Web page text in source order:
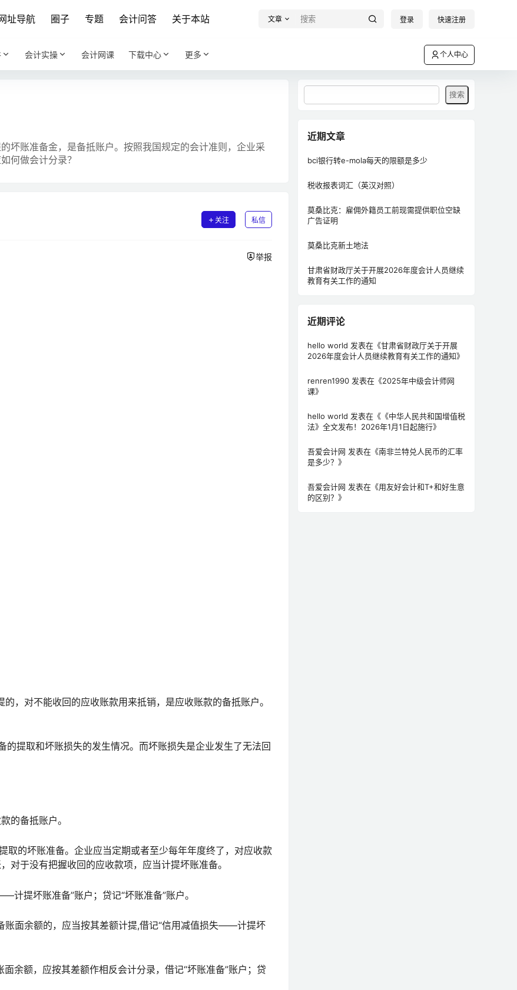
址导航 圈子 专题 会计问答 关于本站 文章 登录 快速注册
会计实操 会计网课 下载中心 更多 个人中心
坏账准备金，是备抵账户。按照我国规定的会计准则，企业采
何做会计分录？
关注 私信
举报
对不能收回的应收账款用来抵销，是应收账款的备抵账户。
提取和坏账损失的发生情况。而坏账损失是企业发生了无法回
备抵账户。
的坏账准备。企业应当定期或者至少每年年度终了，对应收款
对于没有把握收回的应收款项，应当计提坏账准备。
提坏账准备”账户；贷记“坏账准备”账户。
面余额的，应当按其差额计提,借记“信用减值损失——计提坏
额，应按其差额作相反会计分录，借记“坏账准备”账户；贷
近期文章
bci银行转e-mola每天的限额是多少
税收报表词汇（英汉对照）
莫桑比克：雇佣外籍员工前现需提供职位空缺
广告证明
莫桑比克新土地法
甘肃省财政厅关于开展2026年度会计人员继续
教育有关工作的通知
近期评论
hello world 发表在《甘肃省财政厅关于开展
2026年度会计人员继续教育有关工作的通知》
renren1990 发表在《2025年中级会计师网
课》
hello world 发表在《 《中华人民共和国增值税
法》全文发布！2026年1月1日起施行》
吾爱会计网 发表在《南非兰特兑人民币的汇率
是多少？ 》
吾爱会计网 发表在《用友好会计和T+和好生意
的区别？ 》